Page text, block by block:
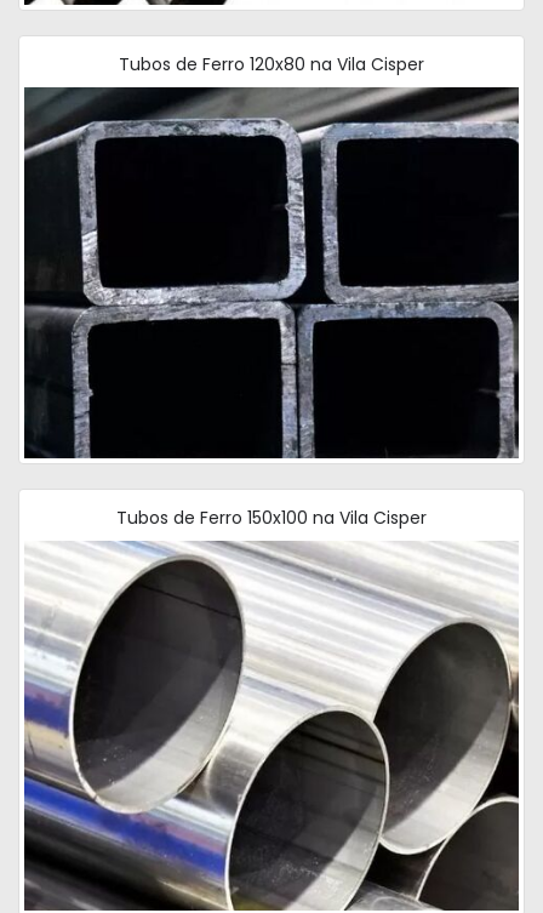
Tubos de Ferro 120x80 na Vila Cisper
Tubos de Ferro 150x100 na Vila Cisper